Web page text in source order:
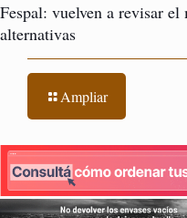
Fespal: vuelven a revisar
alternativas
Ampliar